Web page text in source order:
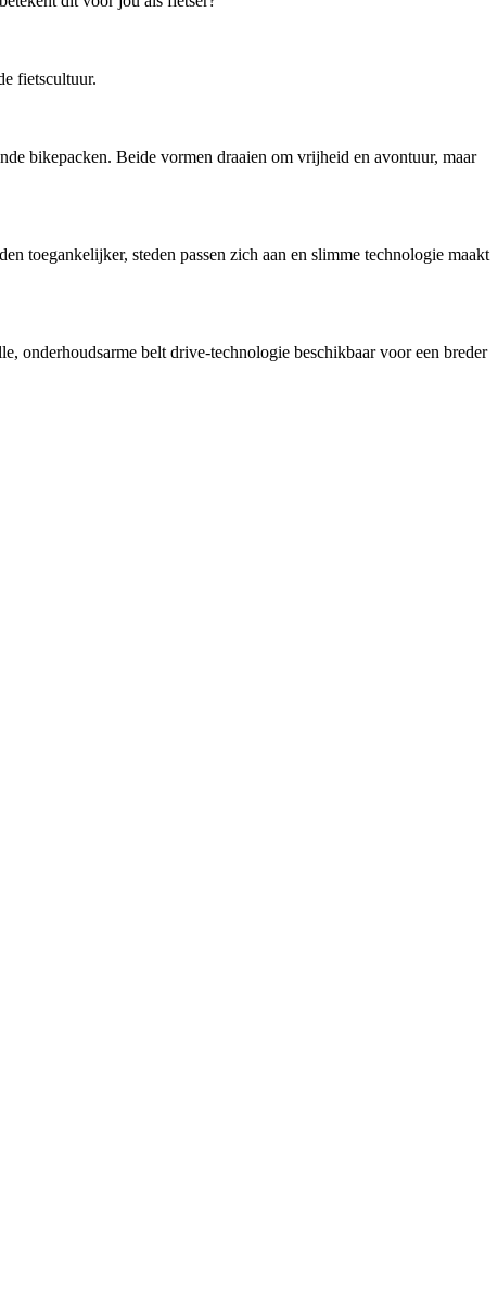
fietscultuur.
bikepacken. Beide vormen draaien om vrijheid en avontuur, maar
toegankelijker, steden passen zich aan en slimme technologie maakt
belt drive-technologie beschikbaar voor een breder